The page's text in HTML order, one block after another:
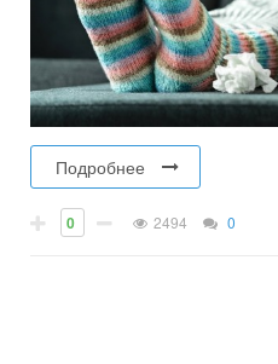
Подробнее
0 2494 0